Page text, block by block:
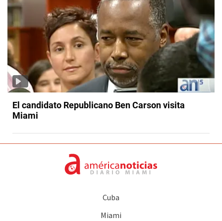
El candidato Republicano Ben Carson visita
Miami
Cuba
Miami